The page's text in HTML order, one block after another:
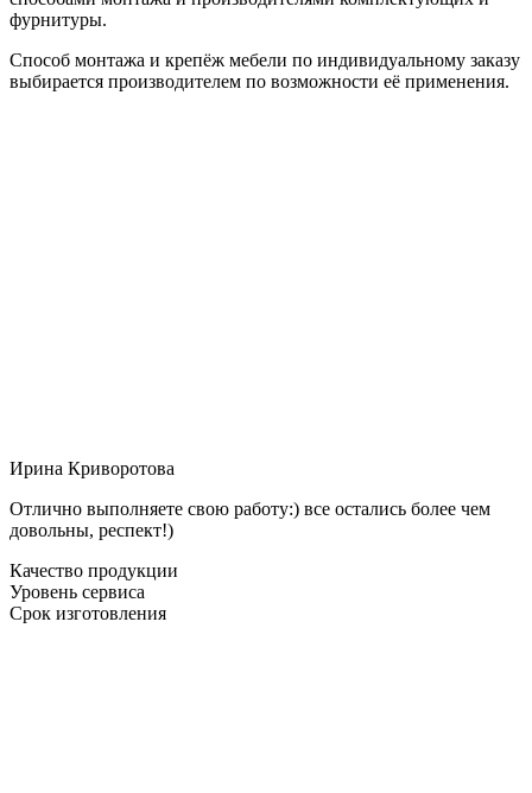
фурнитуры.
Способ монтажа и крепёж мебели по индивидуальному заказу
выбирается производителем по возможности её применения.
Ирина Криворотова
Отлично выполняете свою работу:) все остались более чем
довольны, респект!)
Качество продукции
Уровень сервиса
Срок изготовления